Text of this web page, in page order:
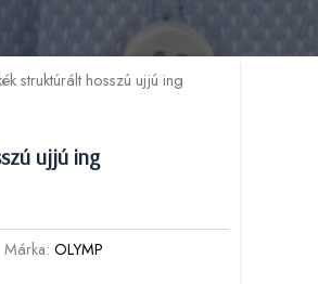
struktúrált hosszú ujjú ing
ujjú ing
Márka:OLYMP